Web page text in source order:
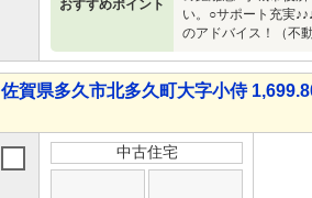
おすすめポイント
い。○サポート充実
のアドバイス！（不
佐賀県多久市北多久町大字小侍
中古住宅